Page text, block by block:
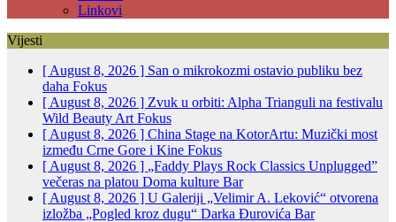
Linkovi
Vijesti
[ August 8, 2026 ] San o mikrokozmi ostavio publiku bez
daha Fokus
[ August 8, 2026 ] Zvuk u orbiti: Alpha Trianguli na festivalu
Wild Beauty Art Fokus
[ August 8, 2026 ] China Stage na KotorArtu: Muzički most
između Crne Gore i Kine Fokus
[ August 8, 2026 ] „Faddy Plays Rock Classics Unplugged”
večeras na platou Doma kulture Bar
[ August 8, 2026 ] U Galeriji „Velimir A. Leković“ otvorena
izložba „Pogled kroz dugu“ Darka Đurovića Bar